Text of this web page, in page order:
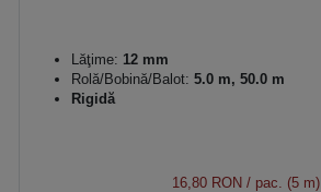
Lăţime: 12 mm
Rolă/Bobină/Balot: 5.0 m, 50.0 m
Rigidă
16,80 RON / pac. (5 m)